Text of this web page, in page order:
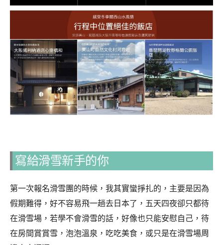
寫給滑雪新手的你
第一次報名滑雪團的時候，我其實蠻掙扎的，主要是因為
假期難得，好不容易飛一趟去日本了，五天四夜卻只都待
在滑雪場，若學不會滑雪的話，好像也只能安慰自己，待
在房間賞賞雪，泡泡溫泉，吃吃美食，或只是在滑雪場周